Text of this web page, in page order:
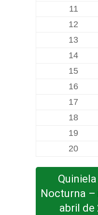
11
12
13
14
15
16
17
18
19
20
Nocturna –
abril de